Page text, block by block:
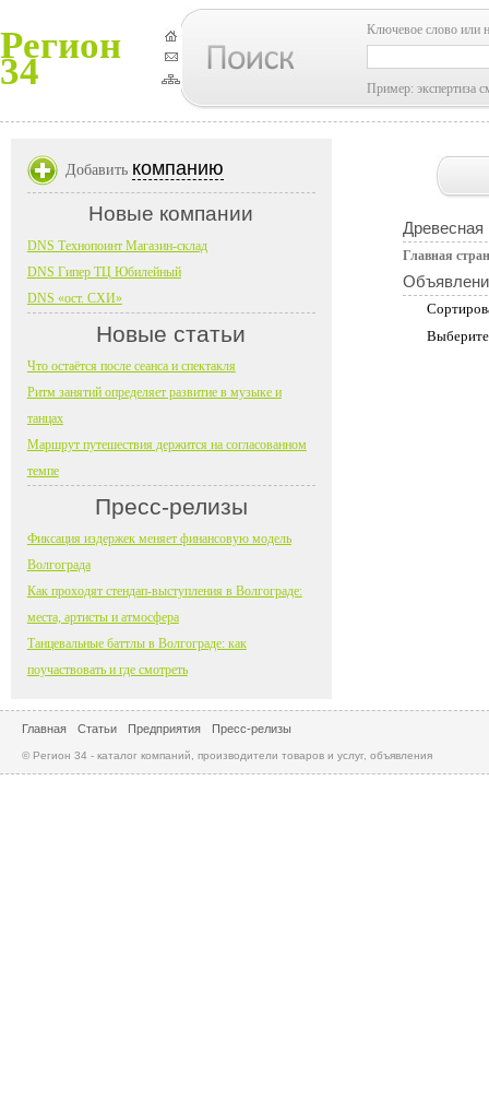
Регион
34
Ключевое слово или
Пример: экспертиза
Главная
Добавить компанию
Новые компании
DNS Технопоинт Магазин-склад
DNS Гипер ТЦ Юбилейный
DNS «ост. СХИ»
Новые статьи
Что остаётся после сеанса и спектакля
Ритм занятий определяет развитие в музыке и
танцах
Маршрут путешествия держится на согласованном
темпе
Пресс-релизы
Фиксация издержек меняет финансовую модель
Волгограда
Как проходят стендап-выступления в Волгограде:
места, артисты и атмосфера
Танцевальные баттлы в Волгограде: как
поучаствовать и где смотреть
Главная Статьи Предприятия Пресс-релизы
© Регион 34 - каталог компаний, производители товаров и услуг, объявления